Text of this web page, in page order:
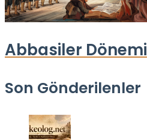
Abbasiler Dönemi
Son Gönderilenler